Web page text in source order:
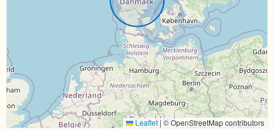
Leaflet |© OpenStreetMap contributors